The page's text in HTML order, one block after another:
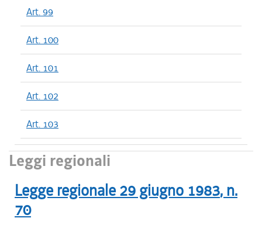
Art. 99
Art. 100
Art. 101
Art. 102
Art. 103
Leggi regionali
Legge regionale 29 giugno 1983, n.
70